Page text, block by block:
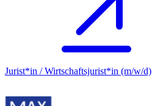
Jurist*in / Wirtschafts­jurist*in (m/w/d)